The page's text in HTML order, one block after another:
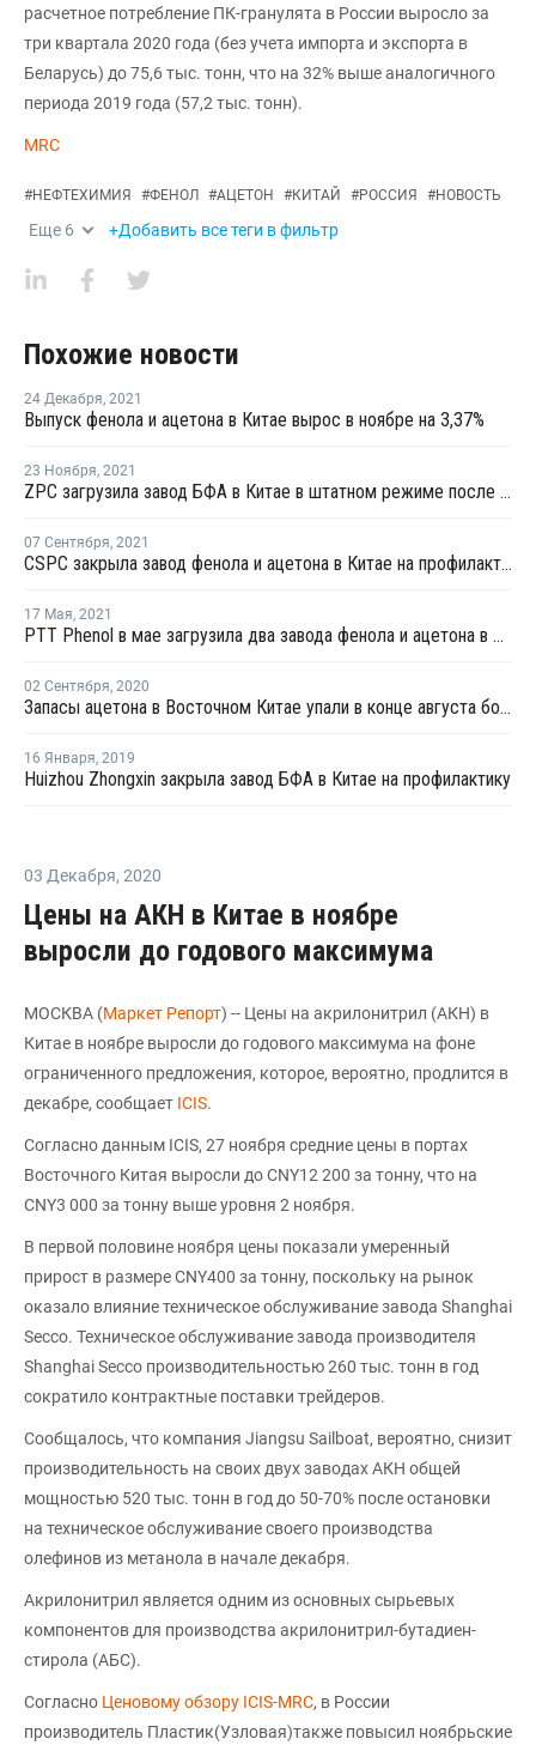
расчетное потребление ПК-гранулята в России выросло за
три квартала 2020 года (без учета импорта и экспорта в
Беларусь) до 75,6 тыс. тонн, что на 32% выше аналогичного
периода 2019 года (57,2 тыс. тонн).
MRC
#НЕФТЕХИМИЯ #ФЕНОЛ #АЦЕТОН #КИТАЙ #РОССИЯ #НОВОСТЬ
Еще 6 +Добавить все теги в фильтр
Похожие новости
24 Декабря, 2021
Выпуск фенола и ацетона в Китае вырос в ноябре на 3,37%
23 Ноября, 2021
ZPC загрузила завод БФА в Китае в штатном режиме после перезапуска
07 Сентября, 2021
CSPC закрыла завод фенола и ацетона в Китае на профилактику
17 Мая, 2021
PTT Phenol в мае загрузила два завода фенола и ацетона в Таиланде на полную мощность
02 Сентября, 2020
Запасы ацетона в Восточном Китае упали в конце августа более чем на четверть
16 Января, 2019
Huizhou Zhongxin закрыла завод БФА в Китае на профилактику
03 Декабря, 2020
Цены на AКН в Китае в ноябре
выросли до годового максимума
МОСКВА (Маркет Репорт) -- Цены на акрилонитрил (AКН) в
Китае в ноябре выросли до годового максимума на фоне
ограниченного предложения, которое, вероятно, продлится в
декабре, сообщает ICIS.
Согласно данным ICIS, 27 ноября средние цены в портах
Восточного Китая выросли до CNY12 200 за тонну, что на
CNY3 000 за тонну выше уровня 2 ноября.
В первой половине ноября цены показали умеренный
прирост в размере CNY400 за тонну, поскольку на рынок
оказало влияние техническое обслуживание завода Shanghai
Secco. Техническое обслуживание завода производителя
Shanghai Secco производительностью 260 тыс. тонн в год
сократило контрактные поставки трейдеров.
Сообщалось, что компания Jiangsu Sailboat, вероятно, снизит
производительность на своих двух заводах АКН общей
мощностью 520 тыс. тонн в год до 50-70% после остановки
на техническое обслуживание своего производства
олефинов из метанола в начале декабря.
Акрилонитрил является одним из основных сырьевых
компонентов для производства акрилонитрил-бутадиен-
стирола (АБС).
Согласно Ценовому обзору ICIS-MRC, в России
производитель Пластик(Узловая)также повысил ноябрьские